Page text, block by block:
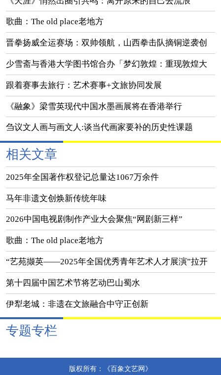
歌曲：The old place老地方
晋拳扬威全运赛场：双帅领航，山西拳击队摘铜逆袭创
佳绩
少雪斋与香港大学图书馆合办「梦幻敦煌：重现敦煌大
美之境」展览
跟着赛事去旅行：艺术赛事+文旅协同发展
《融象》梁雪英现代中国水墨画展将在香港举行
刍议文人画与画文人:谈当代画家要补的历史性课题
相关文章
2025年全国著作权登记总量达1067万余件
马年非遗文创焕新传统年味
2026中国电视剧制作产业大会聚焦“网剧新三样”
歌曲：The old place老地方
“艺苑撷英——2025年全国优秀青年艺术人才展演”拉开
帷幕
第十四届中国艺术节将艺动巴山蜀水
伊犁老城：非遗在文旅融合中守正创新
专题专栏
版权所有：《百象文艺网》